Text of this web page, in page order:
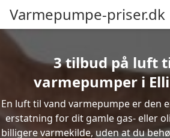
Varmepumpe-priser.dk
3 tilbud på luft
varmepumper i
En luft til vand varmepumpe er den
erstatning for dit gamle gas- eller
billigere varmekilde, uden at du